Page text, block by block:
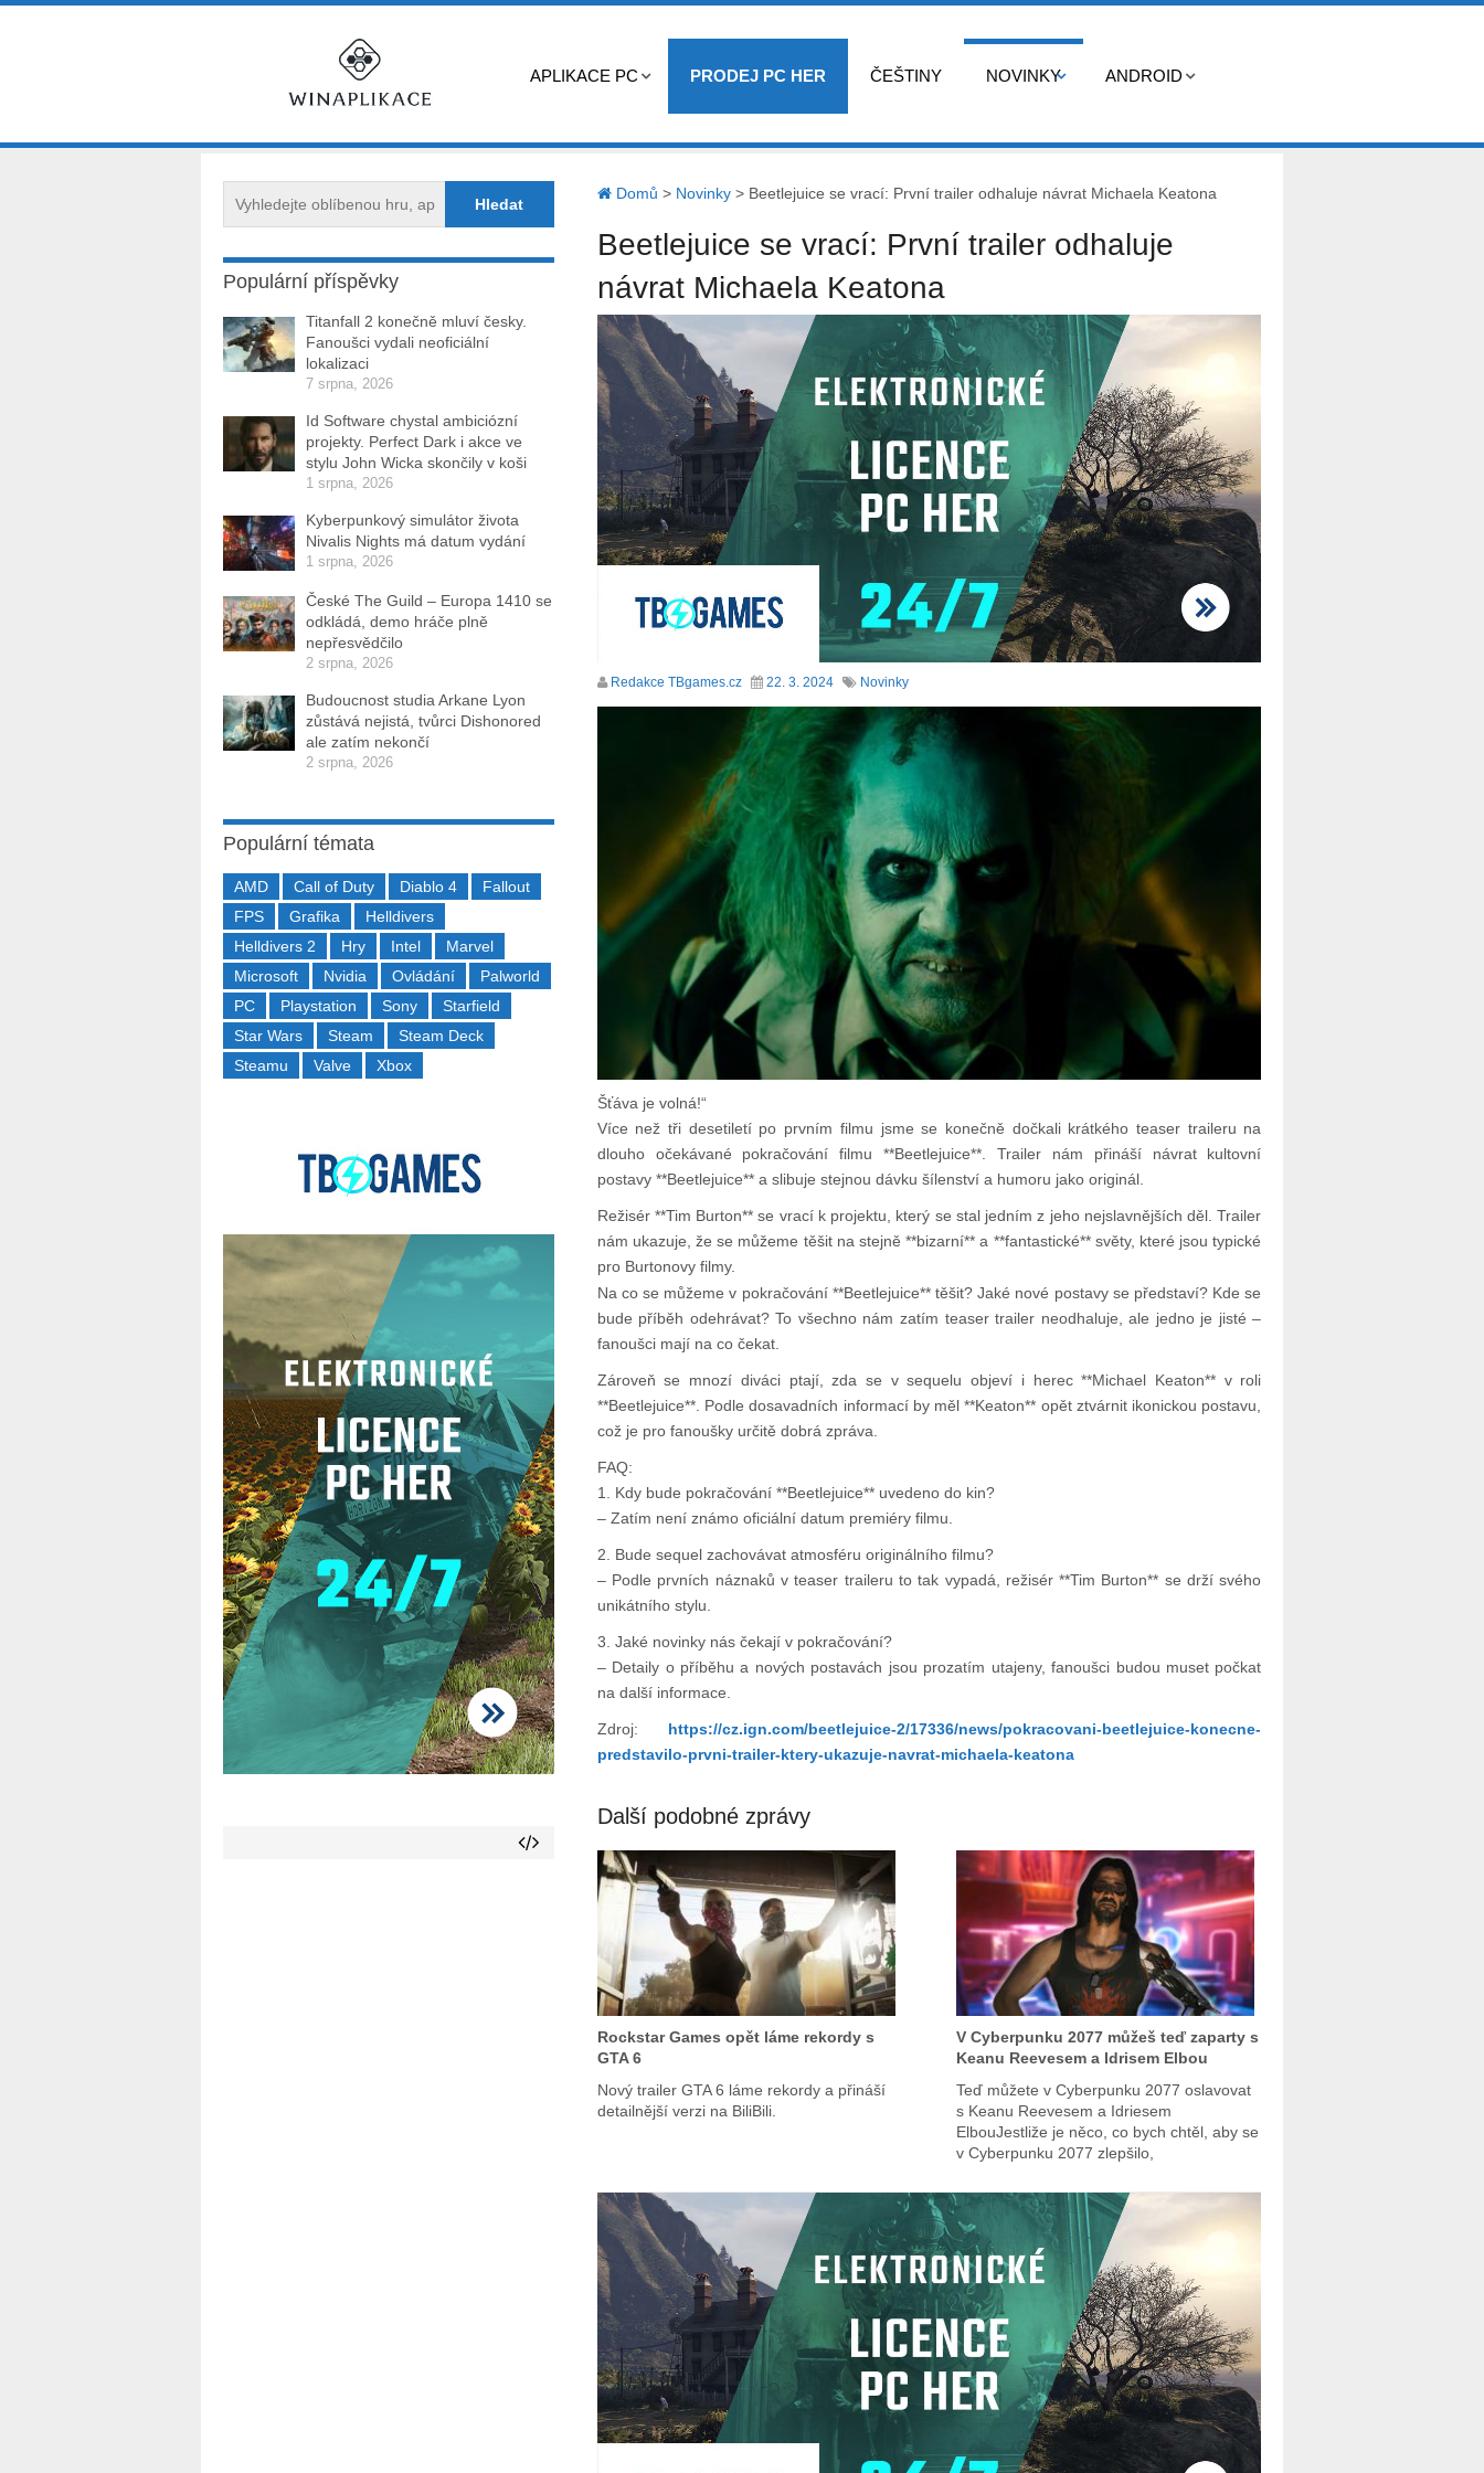
APLIKACE PC PRODEJ PC HER ČEŠTINY NOVINKY ANDROID
Domů > Novinky> Beetlejuice se vrací: První trailer odhaluje návrat Michaela Keatona
Beetlejuice se vrací: První trailer odhaluje
návrat Michaela Keatona
Redakce TBgames.cz 22. 3. 2024 Novinky
Šťáva je volná!“
Více než tři desetiletí po prvním filmu jsme se konečně dočkali krátkého teaser traileru na
dlouho očekávané pokračování filmu **Beetlejuice**. Trailer nám přináší návrat kultovní
postavy **Beetlejuice** a slibuje stejnou dávku šílenství a humoru jako originál.
Režisér **Tim Burton** se vrací k projektu, který se stal jedním z jeho nejslavnějších děl. Trailer
nám ukazuje, že se můžeme těšit na stejně **bizarní** a **fantastické** světy, které jsou typické
pro Burtonovy filmy.
Na co se můžeme v pokračování **Beetlejuice** těšit? Jaké nové postavy se představí? Kde se
bude příběh odehrávat? To všechno nám zatím teaser trailer neodhaluje, ale jedno je jisté –
fanoušci mají na co čekat.
Zároveň se mnozí diváci ptají, zda se v sequelu objeví i herec **Michael Keaton** v roli
**Beetlejuice**. Podle dosavadních informací by měl **Keaton** opět ztvárnit ikonickou postavu,
což je pro fanoušky určitě dobrá zpráva.
FAQ:
1. Kdy bude pokračování **Beetlejuice** uvedeno do kin?
– Zatím není známo oficiální datum premiéry filmu.
2. Bude sequel zachovávat atmosféru originálního filmu?
– Podle prvních náznaků v teaser traileru to tak vypadá, režisér **Tim Burton** se drží svého
unikátního stylu.
3. Jaké novinky nás čekají v pokračování?
– Detaily o příběhu a nových postavách jsou prozatím utajeny, fanoušci budou muset počkat
na další informace.
Zdroj: https://cz.ign.com/beetlejuice-2/17336/news/pokracovani-beetlejuice-konecne-
predstavilo-prvni-trailer-ktery-ukazuje-navrat-michaela-keatona
Další podobné zprávy
Rockstar Games opět láme rekordy s
GTA 6
Nový trailer GTA 6 láme rekordy a přináší
detailnější verzi na BiliBili.
V Cyberpunku 2077 můžeš teď zaparty s
Keanu Reevesem a Idrisem Elbou
Teď můžete v Cyberpunku 2077 oslavovat
s Keanu Reevesem a Idriesem
ElbouJestliže je něco, co bych chtěl, aby se
v Cyberpunku 2077 zlepšilo,
Populární příspěvky
Titanfall 2 konečně mluví česky.
Fanoušci vydali neoficiální
lokalizaci
7 srpna, 2026
Id Software chystal ambiciózní
projekty. Perfect Dark i akce ve
stylu John Wicka skončily v koši
1 srpna, 2026
Kyberpunkový simulátor života
Nivalis Nights má datum vydání
1 srpna, 2026
České The Guild – Europa 1410 se
odkládá, demo hráče plně
nepřesvědčilo
2 srpna, 2026
Budoucnost studia Arkane Lyon
zůstává nejistá, tvůrci Dishonored
ale zatím nekončí
2 srpna, 2026
Populární témata
AMD Call of Duty Diablo 4
Fallout
FPS
Grafika
Helldivers
Helldivers 2
Hry Intel
Marvel
Microsoft
Nvidia Ovládání
Palworld
PC
Playstation Sony
Starfield
Star Wars
Steam
Steam Deck
Steamu
Valve Xbox